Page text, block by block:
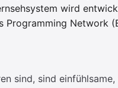
wird
Programming Network
sind, sind